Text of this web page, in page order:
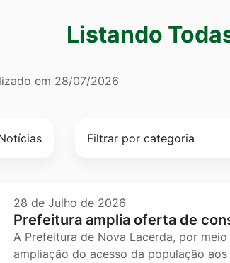
Listando
Todas
em 28/07/2026
28 de Julho de 2026
Prefeitura amplia oferta de
A Prefeitura de Nova Lacerda, por
ampliação do acesso da população